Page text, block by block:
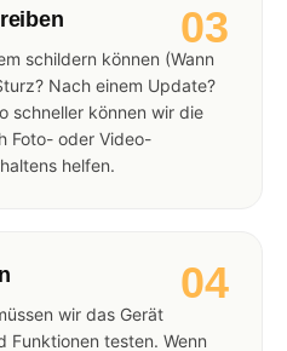
03
schildern können (Wann
Nach einem Update?
schneller können wir die
Foto- oder Video-
helfen.
04
wir das Gerät
Funktionen testen. Wenn